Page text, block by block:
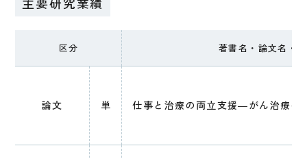
区分 著書名・論文名・
論文 単 仕事と治療の両立支援―がん治療の